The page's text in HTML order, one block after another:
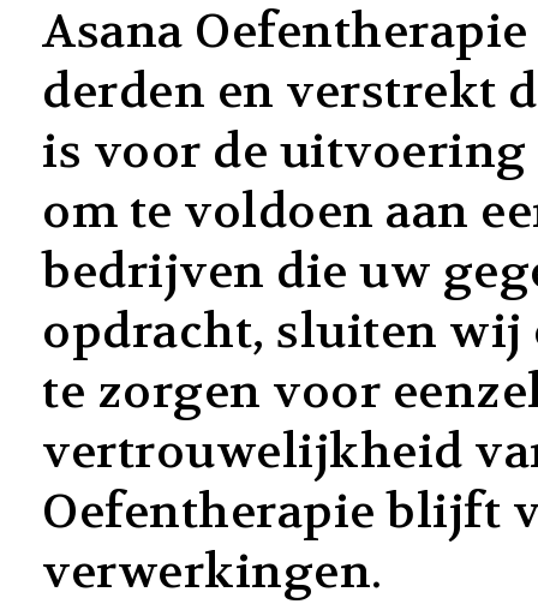
Asana
derden en verstrekt
is voor de
om te voldoen aan
bedrijven die uw
opdracht, sluiten wij
te zorgen voor
vertrouwelijkheid
Oefentherapie blijft
verwerkingen.